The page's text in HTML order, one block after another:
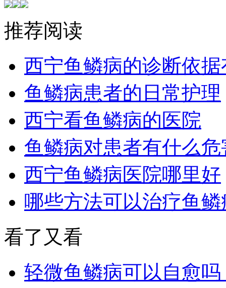
推荐阅读
西宁鱼鳞病的诊断依
鱼鳞病患者的日常护理
西宁看鱼鳞病的医院
鱼鳞病对患者有什么危
西宁鱼鳞病医院哪里好
哪些方法可以治疗鱼鳞
看了又看
轻微鱼鳞病可以自愈